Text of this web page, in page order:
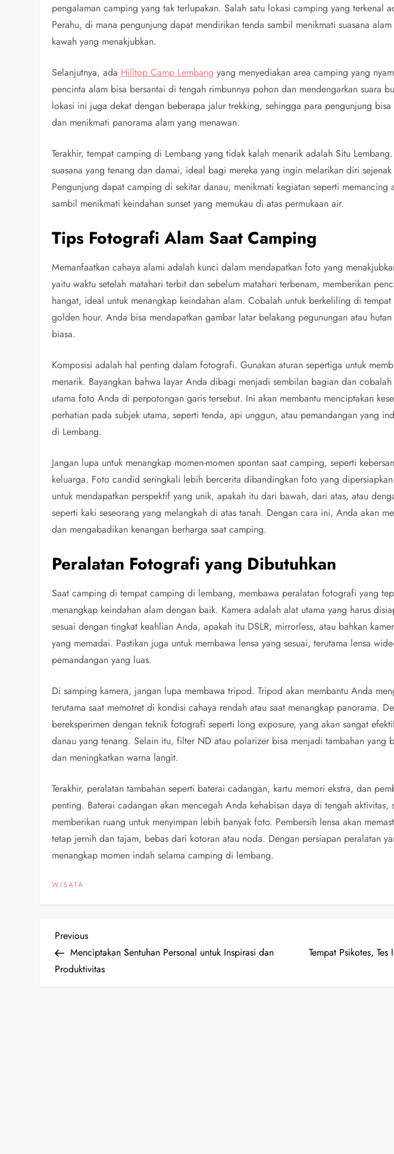
pengalaman camping yang tak terlupakan. Salah satu lokasi camping yang terkenal
Perahu, di mana pengunjung dapat mendirikan tenda sambil menikmati suasana
kawah yang menakjubkan.
Selanjutnya, ada Hilltop Camp Lembang yang menyediakan area camping yang
pencinta alam bisa bersantai di tengah rimbunnya pohon dan mendengarkan suara
lokasi ini juga dekat dengan beberapa jalur trekking, sehingga para pengunjung
dan menikmati panorama alam yang menawan.
Terakhir, tempat camping di Lembang yang tidak kalah menarik adalah Situ
suasana yang tenang dan damai, ideal bagi mereka yang ingin melarikan diri
Pengunjung dapat camping di sekitar danau, menikmati kegiatan seperti memancing
sambil menikmati keindahan sunset yang memukau di atas permukaan air.
Tips Fotografi Alam Saat Camping
Memanfaatkan cahaya alami adalah kunci dalam mendapatkan foto yang
yaitu waktu setelah matahari terbit dan sebelum matahari terbenam, memberikan
hangat, ideal untuk menangkap keindahan alam. Cobalah untuk berkeliling di
golden hour. Anda bisa mendapatkan gambar latar belakang pegunungan atau
biasa.
Komposisi adalah hal penting dalam fotografi. Gunakan aturan sepertiga untuk
menarik. Bayangkan bahwa layar Anda dibagi menjadi sembilan bagian dan cobalah
utama foto Anda di perpotongan garis tersebut. Ini akan membantu menciptakan
perhatian pada subjek utama, seperti tenda, api unggun, atau pemandangan yang
di Lembang.
Jangan lupa untuk menangkap momen-momen spontan saat camping, seperti
keluarga. Foto candid seringkali lebih bercerita dibandingkan foto yang
untuk mendapatkan perspektif yang unik, apakah itu dari bawah, dari atas, atau
seperti kaki seseorang yang melangkah di atas tanah. Dengan cara ini, Anda akan
dan mengabadikan kenangan berharga saat camping.
Peralatan Fotografi yang Dibutuhkan
Saat camping di tempat camping di lembang, membawa peralatan fotografi yang
menangkap keindahan alam dengan baik. Kamera adalah alat utama yang harus
sesuai dengan tingkat keahlian Anda, apakah itu DSLR, mirrorless, atau bahkan
yang memadai. Pastikan juga untuk membawa lensa yang sesuai, terutama lensa
pemandangan yang luas.
Di samping kamera, jangan lupa membawa tripod. Tripod akan membantu Anda
terutama saat memotret di kondisi cahaya rendah atau saat menangkap panorama.
bereksperimen dengan teknik fotografi seperti long exposure, yang akan sangat
danau yang tenang. Selain itu, filter ND atau polarizer bisa menjadi tambahan yang
dan meningkatkan warna langit.
Terakhir, peralatan tambahan seperti baterai cadangan, kartu memori ekstra, dan
penting. Baterai cadangan akan mencegah Anda kehabisan daya di tengah aktivitas,
memberikan ruang untuk menyimpan lebih banyak foto. Pembersih lensa akan
tetap jernih dan tajam, bebas dari kotoran atau noda. Dengan persiapan peralatan
menangkap momen indah selama camping di lembang.
WISATA
P
o
Previous
Post
Previous
Menciptakan Sentuhan Personal untuk Inspirasi dan
Produktivitas
Tempat Psikotes,